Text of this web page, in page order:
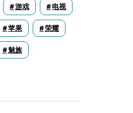
游戏 电视
苹果 荣耀
魅族